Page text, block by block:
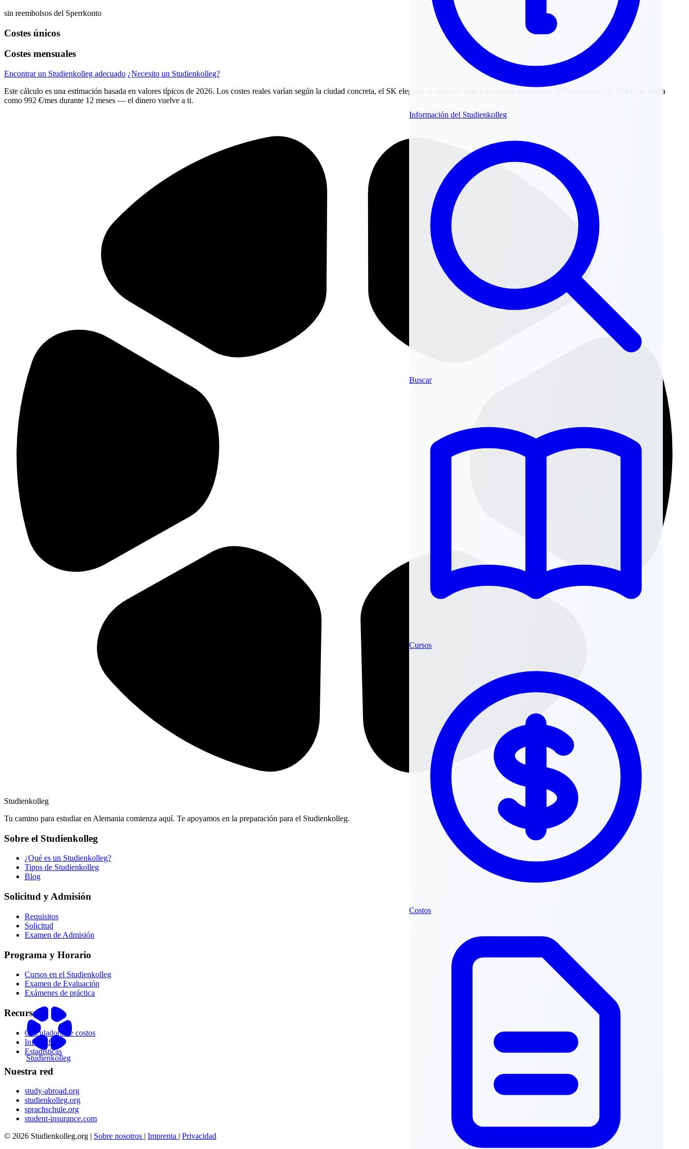
Studienkolleg
Información del Studienkolleg
Buscar
Cursos
Costos
sin reembolsos del Sperrkonto
Costes únicos
Costes mensuales
Encontrar un Studienkolleg adecuado ¿Necesito un Studienkolleg?
Este cálculo es una estimación basada en valores típicos de 2026. Los costes reales varían según la ciudad concreta, el SK elegido, el estilo de vida y los gastos personales. El Sperrkonto (11.904 €) se libera
como 992 €/mes durante 12 meses — el dinero vuelve a ti.
Studienkolleg
Tu camino para estudiar en Alemania comienza aquí. Te apoyamos en la preparación para el Studienkolleg.
Sobre el Studienkolleg
¿Qué es un Studienkolleg?
Tipos de Studienkolleg
Blog
Solicitud y Admisión
Requisitos
Solicitud
Examen de Admisión
Programa y Horario
Cursos en el Studienkolleg
Examen de Evaluación
Exámenes de práctica
Recursos
Calculadora de costos
Infografías
Estadísticas
Nuestra red
study-abroad.org
studienkolleg.org
sprachschule.org
student-insurance.com
© 2026 Studienkolleg.org | Sobre nosotros | Imprenta | Privacidad